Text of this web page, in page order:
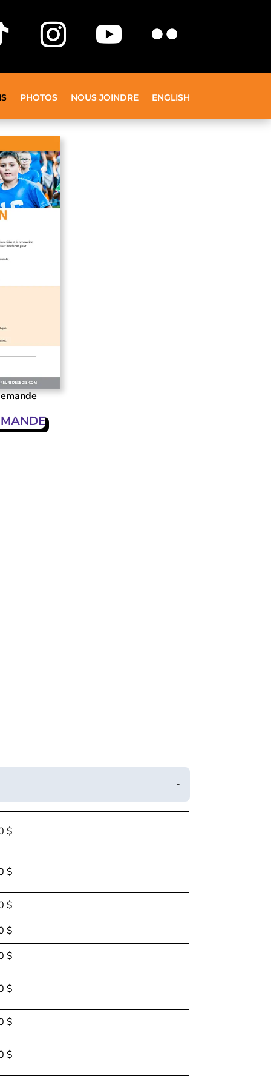
PHOTOS NOUS JOINDRE ENGLISH
$
$
$
$
$
$
$
$